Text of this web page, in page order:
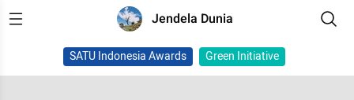
Jendela Dunia
SATU Indonesia Awards Green Initiative